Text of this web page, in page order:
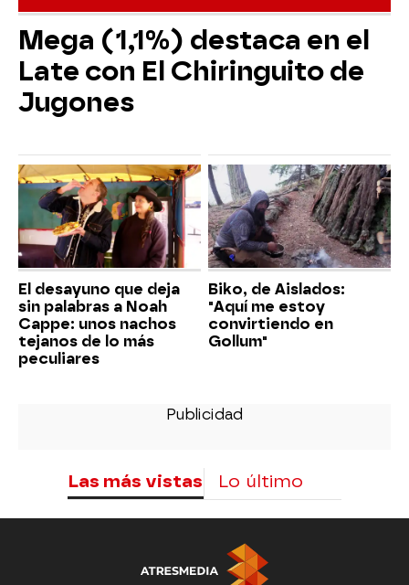
Mega (1,1%) destaca en el
Late con El Chiringuito de
Jugones
El desayuno que deja
sin palabras a Noah
Cappe: unos nachos
tejanos de lo más
peculiares
Biko, de Aislados:
"Aquí me estoy
convirtiendo en
Gollum"
Las más vistas Lo último